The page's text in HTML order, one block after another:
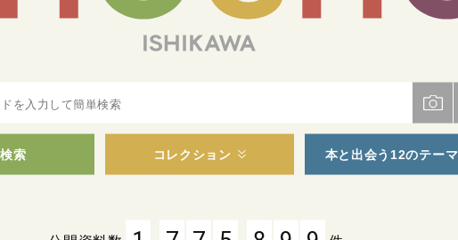
索 コレクション 本と出会う12のテーマ